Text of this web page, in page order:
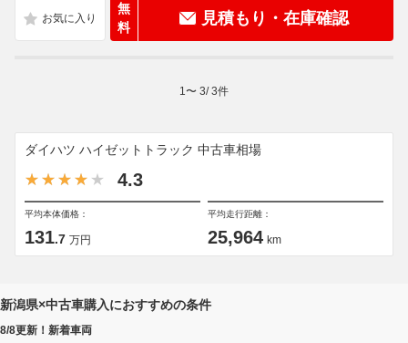
無
料
見積もり・在庫確認
1 〜 3/3件
ダイハツ ハイゼットトラック 中古車相場
4.3
平均本体価格：
131.7 万円
平均走行距離：
25,964 km
新潟県×中古車購入におすすめの条件
8/8更新！新着車両